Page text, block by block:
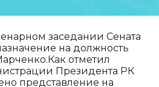
заседании Сената
на должность
отметил
Президента РК
представление на